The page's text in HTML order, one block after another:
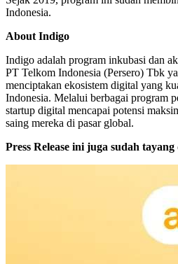
Indonesia.
About Indigo
Indigo adalah program inkubasi dan
PT Telkom Indonesia (Persero) Tbk
menciptakan ekosistem digital yang
Indonesia. Melalui berbagai program
startup digital mencapai potensi
saing mereka di pasar global.
Press Release ini juga sudah tayang